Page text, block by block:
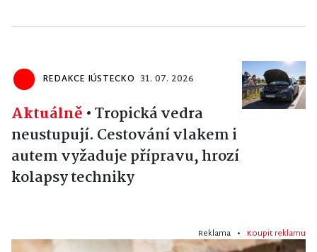
REDAKCE IÚSTECKO 31. 07. 2026
Aktuálně •Tropická vedra
neustupují. Cestování vlakem i
autem vyžaduje přípravu, hrozí
kolapsy techniky
Reklama • Koupit reklamu